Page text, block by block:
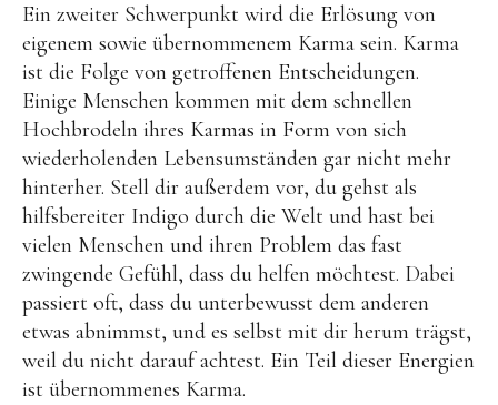
Ein zweiter Schwerpunkt wird die Erlösung von
eigenem sowie übernommenem Karma sein. Karma
ist die Folge von getroffenen Entscheidungen.
Einige Menschen kommen mit dem schnellen
Hochbrodeln ihres Karmas in Form von sich
wiederholenden Lebensumständen gar nicht mehr
hinterher. Stell dir außerdem vor, du gehst als
hilfsbereiter Indigo durch die Welt und hast bei
vielen Menschen und ihren Problem das fast
zwingende Gefühl, dass du helfen möchtest. Dabei
passiert oft, dass du unterbewusst dem anderen
etwas abnimmst, und es selbst mit dir herum trägst,
weil du nicht darauf achtest. Ein Teil dieser Energien
ist übernommenes Karma.